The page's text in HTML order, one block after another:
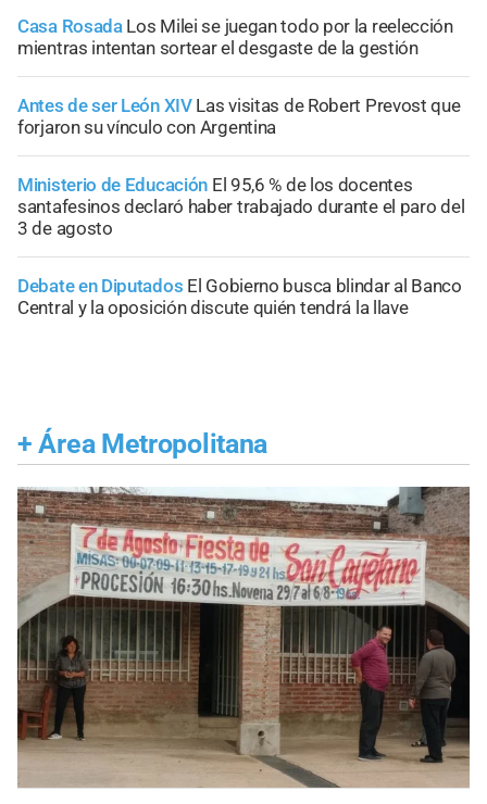
Casa Rosada Los Milei se juegan todo por la reelección
mientras intentan sortear el desgaste de la gestión
Antes de ser León XIV Las visitas de Robert Prevost que
forjaron su vínculo con Argentina
Ministerio de Educación El 95,6 % de los docentes
santafesinos declaró haber trabajado durante el paro del
3 de agosto
Debate en Diputados El Gobierno busca blindar al Banco
Central y la oposición discute quién tendrá la llave
+ Área Metropolitana